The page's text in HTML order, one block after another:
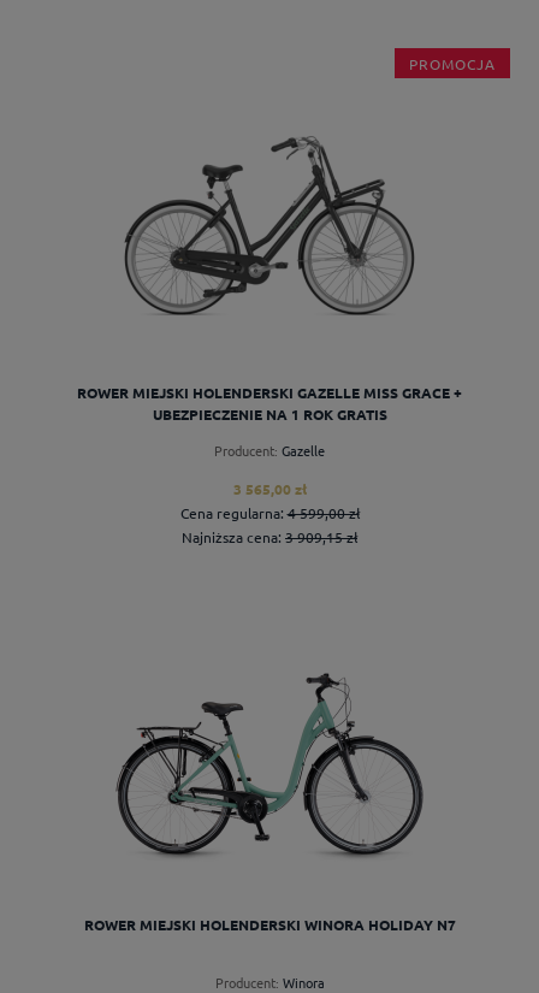
ROWER MIEJSKI HOLENDERSKI GAZELLE MISS GRACE +
UBEZPIECZENIE NA 1 ROK GRATIS
Producent: Gazelle
3 565,00 zł
Cena regularna:4 599,00 zł
Najniższa cena: 3 909,15 zł
do koszyka
PROMOCJA
ROWER MIEJSKI HOLENDERSKI WINORA HOLIDAY N7
Producent: Winora